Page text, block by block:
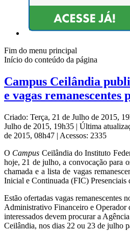
Fim do menu principal
Início do conteúdo da página
Campus Ceilândia
e vagas remanescentes
Criado: Terça, 21 de Julho de 2015,
Julho de 2015, 19h35 | Última
de 2015, 08h47 | Acessos: 2335
O Campus Ceilândia do Instituto
hoje, 21 de julho, a convocação para
chamada e a lista de vagas
Inicial e Continuada (FIC) Presenciais
Estão ofertadas vagas remanescentes
Administrativo Financeiro e Operador
interessados devem procurar a
Ceilândia, nos dias 22 ou 23 de julho